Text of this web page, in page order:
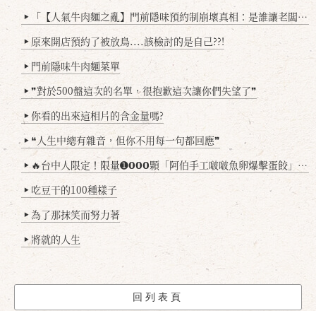
▶ 「【人氣牛肉麵之亂】門前隱味預約制崩壞真相：是誰讓老闆心灰意冷？」
▶ 原來開店預約了被放鳥....該檢討的是自己??!
▶ 門前隱味牛肉麵菜單
▶ ❞對於500盤這次的名單，很抱歉這次讓你們失望了❞
▶ 你看的出來這相片的含金量嗎?
▶ ❝人生中總有雜音，但你不用每一句都回應❞
▶ 🔥台中人限定！限量➊𝟬𝟬𝟬顆「阿伯手工啵啵魚卵爆擊蛋餃」台北已被搶爆2萬顆，最後名額門前隱味只留給你！🥟💥
▶ 吃豆干的100種樣子
▶ 為了那抹笑而努力著
▶ 將就的人生
回列表頁